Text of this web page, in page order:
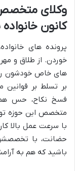
وکلای متخصص
کانون
پرونده های
خوردن. از طلاق و
های خاص خودشون
بر تسلط بر قوانین
فسخ نکاح، حس
متخصص این حوزه تو
با سرعت عمل بالا
حضانت، با
باشید که هم به